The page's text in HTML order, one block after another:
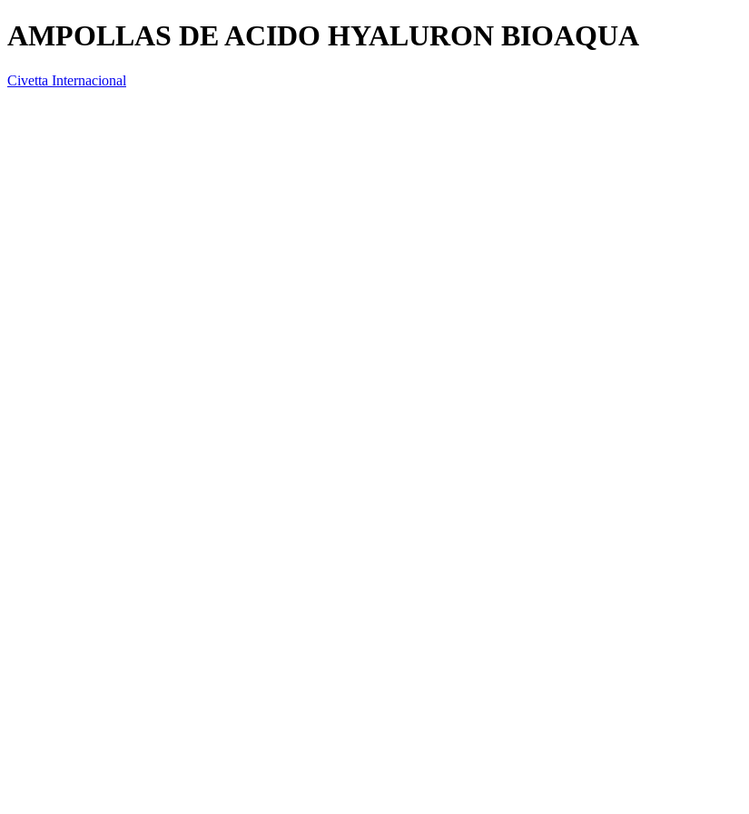
AMPOLLAS DE ACIDO HYALURON BIOAQUA
Civetta Internacional